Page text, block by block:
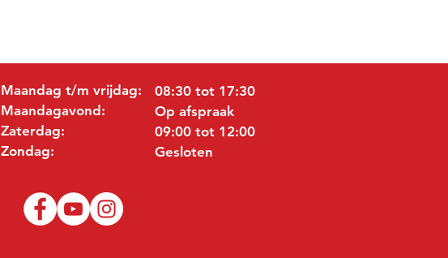
Maandag t/m vrijdag:
Maandagavond:
Zaterdag:
Zondag:
08:30 tot 17:30
Op afspraak
09:00 tot 12:00
Gesloten